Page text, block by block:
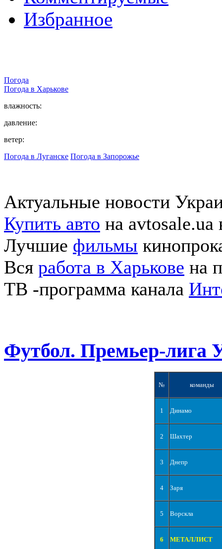
Избранное
Погода
Погода в Харькове
влажность:
давление:
ветер:
Погода в Луганске Погода в Запорожье
Актуальные новости
Купить авто на avtosale.ua
Лучшие фильмы
Вся работа в Харькове на
ТВ -программа канала
Футбол. Премьер-лига
№ команды
1 Динамо
2 Шахтер
3 Днепр
4 Заря
5 Ворскла
6 МЕТАЛЛИСТ